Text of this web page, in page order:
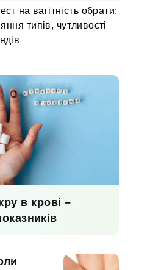
на вагітність обрати:
типів, чутливості
в крові –